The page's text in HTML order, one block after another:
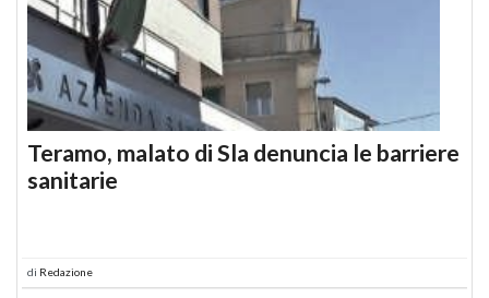
Teramo, malato di Sla denuncia le barriere
sanitarie
di Redazione